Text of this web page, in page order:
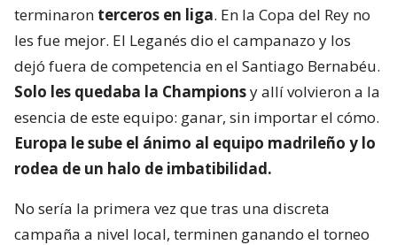
terminaron terceros en liga. En la Copa del Rey no
les fue mejor. El Leganés dio el campanazo y los
dejó fuera de competencia en el Santiago Bernabéu.
Solo les quedaba la Championsy allí volvieron a la
esencia de este equipo: ganar, sin importar el cómo.
Europa le sube el ánimo al equipo madrileño y lo
rodea de un halo de imbatibilidad.
No sería la primera vez que tras una discreta
campaña a nivel local, terminen ganando el torneo